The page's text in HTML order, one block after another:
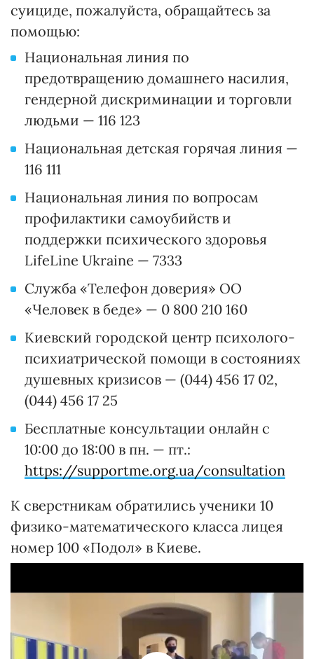
суициде, пожалуйста, обращайтесь за
помощью:
Национальная линия по
предотвращению домашнего насилия,
гендерной дискриминации и торговли
людьми — 116 123
Национальная детская горячая линия —
116 111
Национальная линия по вопросам
профилактики самоубийств и
поддержки психического здоровья
LifeLine Ukraine — 7333
Служба «Телефон доверия» ОО
«Человек в беде» — 0 800 210 160
Киевский городской центр психолого-
психиатрической помощи в состояниях
душевных кризисов — (044) 456 17 02,
(044) 456 17 25
Бесплатные консультации онлайн с
10:00 до 18:00 в пн. — пт.:
https://supportme.org.ua/consultation
К сверстникам обратились ученики 10
физико-математического класса лицея
номер 100 «Подол» в Киеве.